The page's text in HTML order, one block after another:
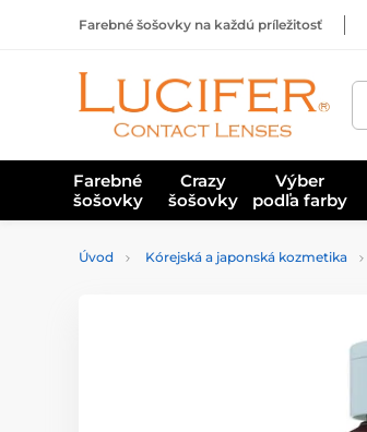
Farebné šošovky na každú príležitosť
Farebné
šošovky
Crazy
šošovky
Výber
podľa farby
Úvod Kórejská a japonská kozmetika